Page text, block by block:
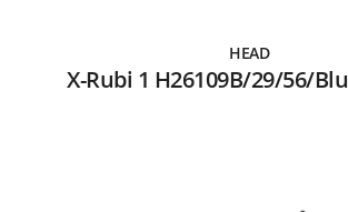
HEAD
X-Rubi 1 H26109B/29/56/